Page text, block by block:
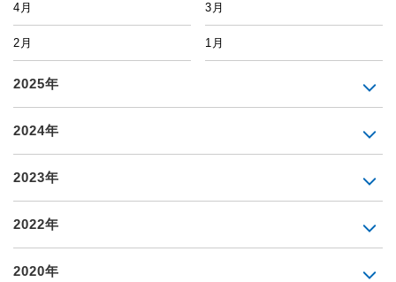
4月 3月
2月 1月
2025年
2024年
2023年
2022年
2020年